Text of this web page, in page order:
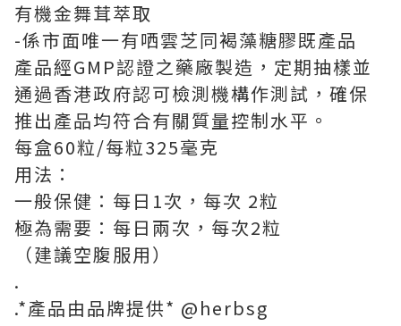
有機金舞茸萃取
-係市面唯一有哂雲芝同褐藻糖膠既產品
產品經GMP認證之藥廠製造，定期抽樣並
通過香港政府認可檢測機構作測試，確保
推出產品均符合有關質量控制水平。
每盒60粒/每粒325毫克
用法：
一般保健：每日1次，每次 2粒
極為需要：每日兩次，每次2粒
（建議空腹服用）
.
.*產品由品牌提供* @herbsg